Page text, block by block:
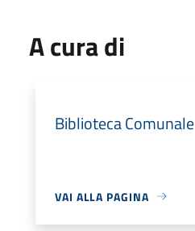
A cura di
Biblioteca Comunale
VAI ALLA PAGINA